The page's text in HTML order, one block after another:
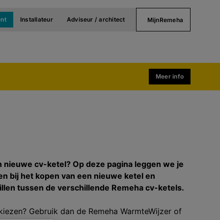
Installateur Adviseur / architect MijnRemeha
Meer info
nieuwe cv-ketel? Op deze pagina leggen we je
bij het kopen van een nieuwe ketel en
tussen de verschillende Remeha cv-ketels.
Gebruik dan de Remeha WarmteWijzer of